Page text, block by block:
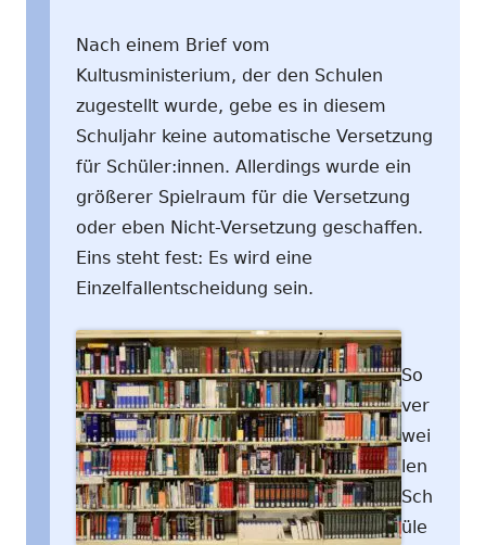
Nach einem Brief vom
Kultusministerium, der den Schulen
zugestellt wurde, gebe es in diesem
Schuljahr keine automatische Versetzung
für Schüler:innen. Allerdings wurde ein
größerer Spielraum für die Versetzung
oder eben Nicht-Versetzung geschaffen.
Eins steht fest: Es wird eine
Einzelfallentscheidung sein.
So
ver
wei
len
Sch
üle